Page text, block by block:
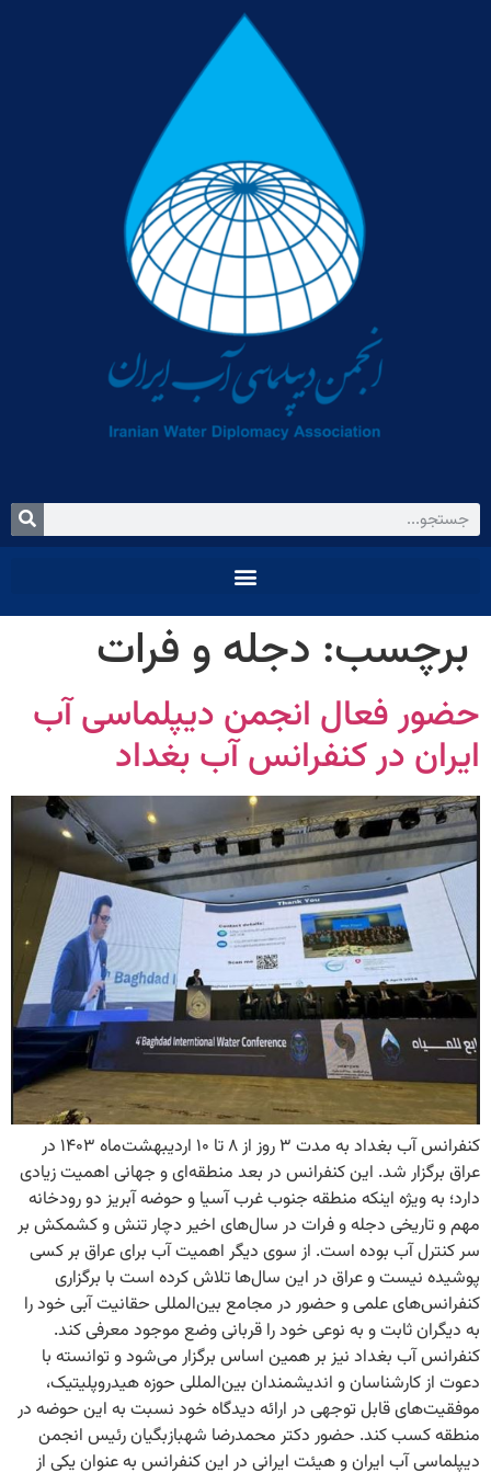
برچسب: دجله و فرات
حضور فعال انجمن دیپلماسی آب
ایران در کنفرانس آب بغداد
کنفرانس آب بغداد به مدت ۳ روز از ۸ تا ۱۰ اردیبهشت‌ماه ۱۴۰۳ در
عراق برگزار شد. این کنفرانس در بعد منطقه‌ای و جهانی اهمیت زیادی
دارد؛ به ویژه اینکه منطقه جنوب غرب آسیا و حوضه آبریز دو رودخانه
مهم و تاریخی دجله و فرات در سال‌های اخیر دچار تنش و کشمکش بر
سر کنترل آب بوده است. از سوی دیگر اهمیت آب برای عراق بر کسی
پوشیده نیست و عراق در این سال‌ها تلاش کرده است با برگزاری
کنفرانس‌های علمی و حضور در مجامع بین‌المللی حقانیت آبی خود را
به دیگران ثابت و به نوعی خود را قربانی وضع موجود معرفی کند.
کنفرانس آب بغداد نیز بر همین اساس برگزار می‌شود و توانسته با
دعوت از کارشناسان و اندیشمندان بین‌المللی حوزه هیدروپلیتیک،
موفقیت‌های قابل توجهی در ارائه دیدگاه خود نسبت به این حوضه در
منطقه کسب کند. حضور دکتر محمدرضا شهبازبگیان رئیس انجمن
دیپلماسی آب ایران و هیئت ایرانی در این کنفرانس به عنوان یکی از